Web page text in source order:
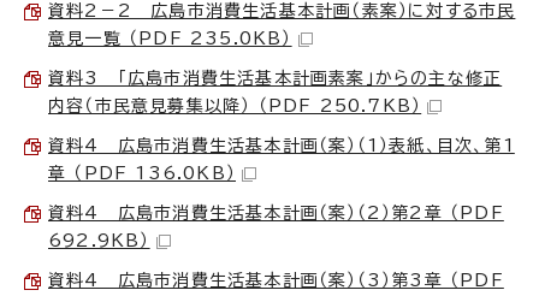
資料2－2 広島市消費生活基本計画（素案）に対する市民
意見一覧 （PDF 235.0KB）
資料3 「広島市消費生活基本計画素案」からの主な修正
内容（市民意見募集以降） （PDF 250.7KB）
資料4 広島市消費生活基本計画（案）（1）表紙、目次、第1
章 （PDF 136.0KB）
資料4 広島市消費生活基本計画（案）（2）第2章 （PDF
692.9KB）
資料4 広島市消費生活基本計画（案）（3）第3章 （PDF